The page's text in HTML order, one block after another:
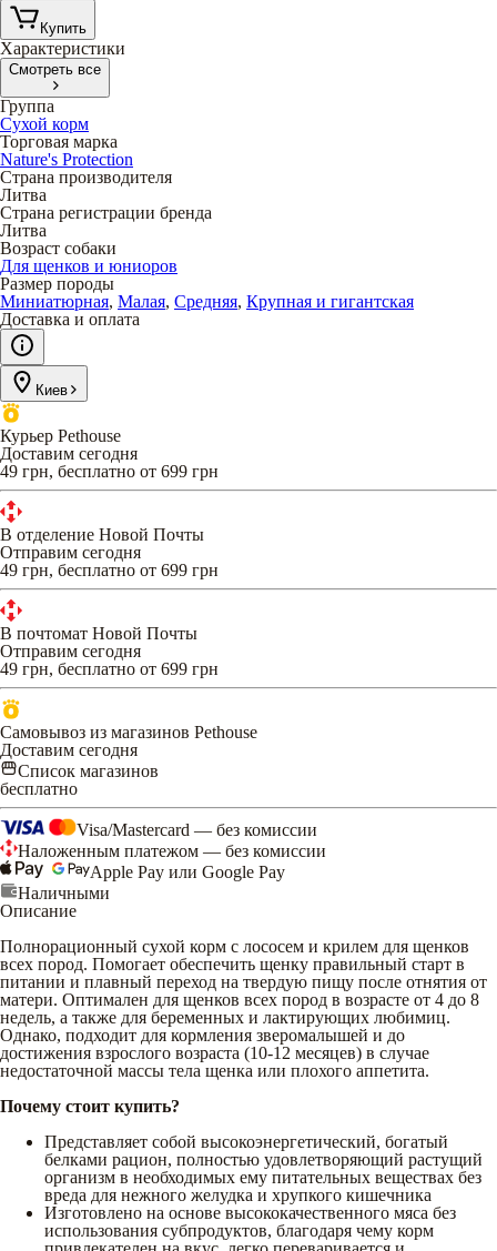
Купить
Характеристики
Смотреть все
Группа
Сухой корм
Торговая марка
Nature's Protection
Страна производителя
Литва
Страна регистрации бренда
Литва
Возраст собаки
Для щенков и юниоров
Размер породы
Миниатюрная, Малая, Средняя, Крупная и гигантская
Доставка и оплата
Киев
Курьер Pethouse
Доставим сегодня
49 грн, бесплатно от 699 грн
В отделение Новой Почты
Отправим сегодня
49 грн, бесплатно от 699 грн
В почтомат Новой Почты
Отправим сегодня
49 грн, бесплатно от 699 грн
Самовывоз из магазинов Pethouse
Доставим сегодня
Список магазинов
бесплатно
Visa/Mastercard — без комиссии
Наложенным платежом — без комиссии
Apple Pay или Google Pay
Наличными
Описание
Полнорационный сухой корм с лососем и крилем для щенков
всех пород. Помогает обеспечить щенку правильный старт в
питании и плавный переход на твердую пищу после отнятия от
матери. Оптимален для щенков всех пород в возрасте от 4 до 8
недель, а также для беременных и лактирующих любимиц.
Однако, подходит для кормления зверомалышей и до
достижения взрослого возраста (10-12 месяцев) в случае
недостаточной массы тела щенка или плохого аппетита.
Почему стоит купить?
Представляет собой высокоэнергетический, богатый
белками рацион, полностью удовлетворяющий растущий
организм в необходимых ему питательных веществах без
вреда для нежного желудка и хрупкого кишечника
Изготовлено на основе высококачественного мяса без
использования субпродуктов, благодаря чему корм